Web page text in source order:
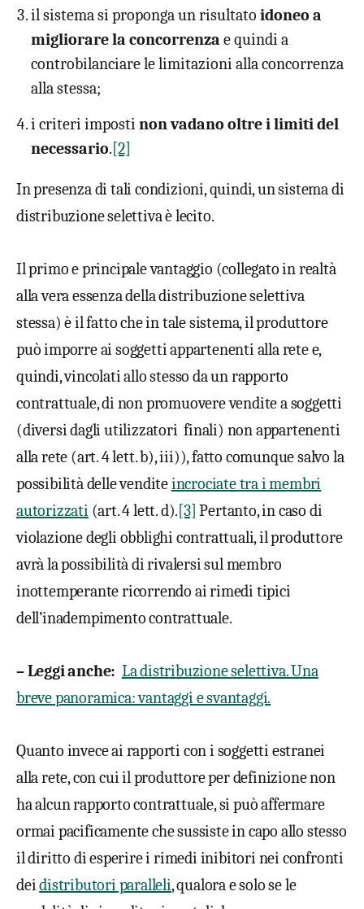
il sistema si proponga un risultato idoneo a
migliorare la concorrenza e quindi a
controbilanciare le limitazioni alla concorrenza
alla stessa;
i criteri imposti non vadano oltre i limiti del
necessario.[2]
In presenza di tali condizioni, quindi, un sistema di
distribuzione selettiva è lecito.
Il primo e principale vantaggio (collegato in realtà
alla vera essenza della distribuzione selettiva
stessa) è il fatto che in tale sistema, il produttore
può imporre ai soggetti appartenenti alla rete e,
quindi, vincolati allo stesso da un rapporto
contrattuale, di non promuovere vendite a soggetti
(diversi dagli utilizzatori finali) non appartenenti
alla rete (art. 4 lett. b), iii)), fatto comunque salvo la
possibilità delle venditeincrociate tra i membri
autorizzati (art. 4 lett. d).[3] Pertanto, in caso di
violazione degli obblighi contrattuali, il produttore
avrà la possibilità di rivalersi sul membro
inottemperante ricorrendo ai rimedi tipici
dell’inadempimento contrattuale.
– Leggi anche: La distribuzione selettiva. Una
breve panoramica: vantaggi e svantaggi.
Quanto invece ai rapporti con i soggetti estranei
alla rete, con cui il produttore per definizione non
ha alcun rapporto contrattuale, si può affermare
ormai pacificamente che sussiste in capo allo stesso
il diritto di esperire i rimedi inibitori nei confronti
deidistributori paralleli, qualora e solo se le